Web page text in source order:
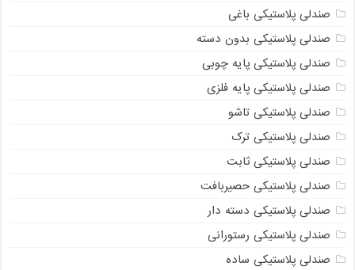
صندلی پلاستیکی باغی
صندلی پلاستیکی بدون دسته
صندلی پلاستیکی پایه چوبی
صندلی پلاستیکی پایه فلزی
صندلی پلاستیکی تاشو
صندلی پلاستیکی ترک
صندلی پلاستیکی ثابت
صندلی پلاستیکی حصیربافت
صندلی پلاستیکی دسته دار
صندلی پلاستیکی رستورانی
صندلی پلاستیکی ساده